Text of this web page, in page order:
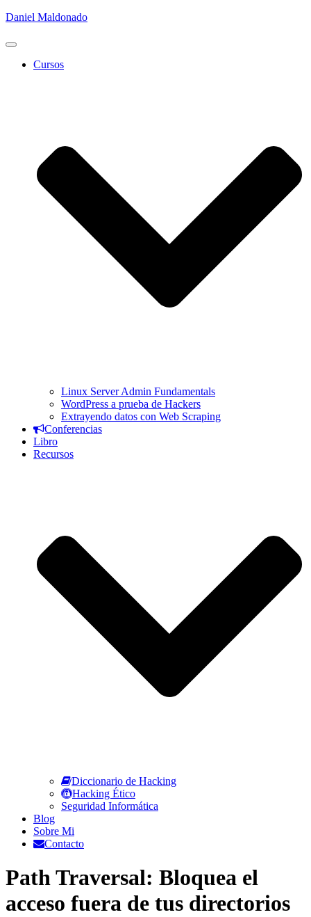
Daniel Maldonado
Cambiar
Cursos
Linux Server Admin Fundamentals
WordPress a prueba de Hackers
Extrayendo datos con Web Scraping
Conferencias
Libro
Recursos
Diccionario de Hacking
Hacking Ético
Seguridad Informática
Blog
Sobre Mi
Contacto
Path Traversal: Bloquea el
acceso fuera de tus directorios